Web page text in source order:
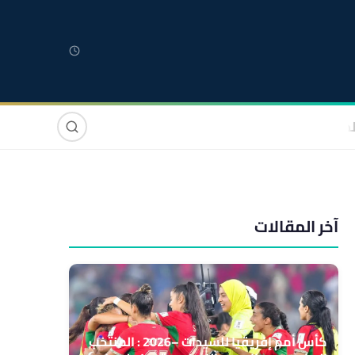
صوت وصورة
آخر المقالات
كأس أمم إفريقيا للسيدات –2026 : المنتخب